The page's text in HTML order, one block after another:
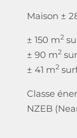
Maison ±
± 150 m2
± 90 m2
± 41 m2
Classe
NZEB